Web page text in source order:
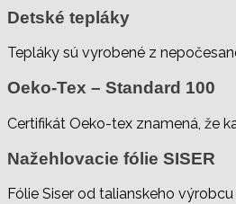
Detské tepláky
Tepláky sú vyrobené z
Oeko-Tex – Standard 100
Certifikát Oeko-tex znamená, že
Nažehlovacie fólie SISER
Fólie Siser od talianskeho